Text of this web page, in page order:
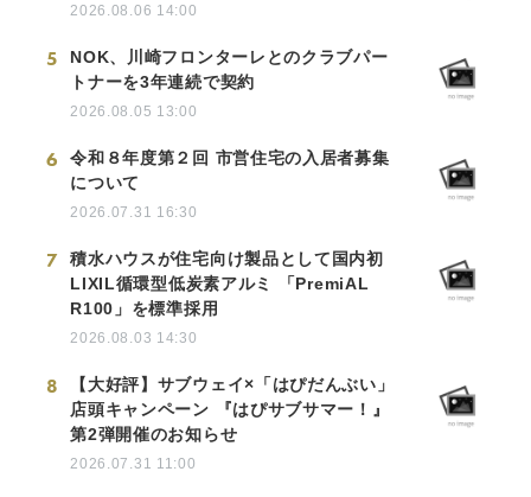
2026.08.06 14:00
5
NOK、川崎フロンターレとのクラブパー
トナーを3年連続で契約
2026.08.05 13:00
6
令和８年度第２回 市営住宅の入居者募集
について
2026.07.31 16:30
7
積水ハウスが住宅向け製品として国内初
LIXIL循環型低炭素アルミ 「PremiAL
R100」を標準採用
2026.08.03 14:30
8
【大好評】サブウェイ×「はぴだんぶい」
店頭キャンペーン 『はぴサブサマー！』
第2弾開催のお知らせ
2026.07.31 11:00